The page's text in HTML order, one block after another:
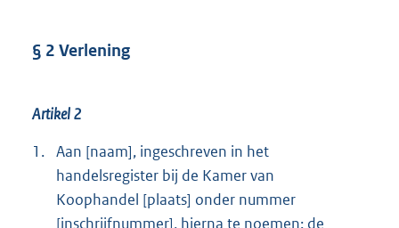
§ 2 Verlening
Artikel 2
1. Aan [naam], ingeschreven in het
handelsregister bij de Kamer van
Koophandel [plaats] onder nummer
[inschrijfnummer], hierna te noemen: de